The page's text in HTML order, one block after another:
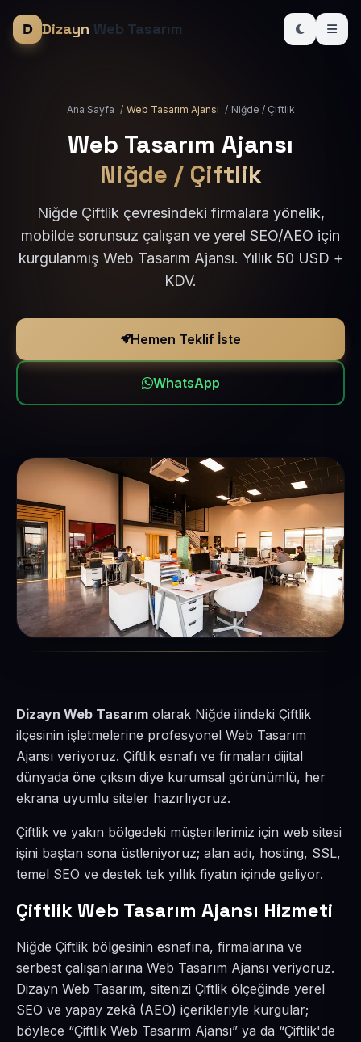
Dizayn Web Tasarım
Ana Sayfa / Web Tasarım Ajansı / Niğde / Çiftlik
Web Tasarım Ajansı
Niğde / Çiftlik
Niğde Çiftlik çevresindeki firmalara yönelik,
mobilde sorunsuz çalışan ve yerel SEO/AEO için
kurgulanmış Web Tasarım Ajansı. Yıllık 50 USD +
KDV.
Hemen Teklif İste
WhatsApp
Dizayn Web Tasarım olarak Niğde ilindeki Çiftlik
ilçesinin işletmelerine profesyonel Web Tasarım
Ajansı veriyoruz. Çiftlik esnafı ve firmaları dijital
dünyada öne çıksın diye kurumsal görünümlü, her
ekrana uyumlu siteler hazırlıyoruz.
Çiftlik ve yakın bölgedeki müşterilerimiz için web sitesi
işini baştan sona üstleniyoruz; alan adı, hosting, SSL,
temel SEO ve destek tek yıllık fiyatın içinde geliyor.
Çiftlik Web Tasarım Ajansı Hizmeti
Niğde Çiftlik bölgesinin esnafına, firmalarına ve
serbest çalışanlarına Web Tasarım Ajansı veriyoruz.
Dizayn Web Tasarım, sitenizi Çiftlik ölçeğinde yerel
SEO ve yapay zekâ (AEO) içerikleriyle kurgular;
böylece “Çiftlik Web Tasarım Ajansı” ya da “Çiftlik'de